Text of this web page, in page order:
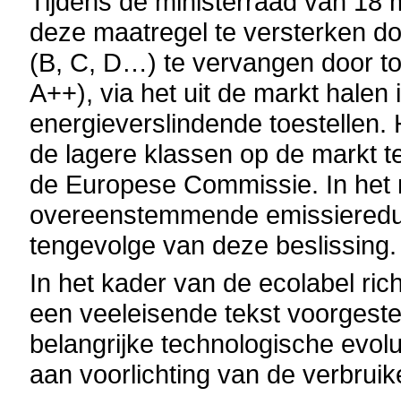
deze maatregel te versterken
(B, C, D…) te vervangen door
A++), via het uit de markt halen
energieverslindende
de lagere klassen op de markt
de Europese Commissie. In
overeenstemmende
tengevolge van deze beslissing.
In het kader van de ecolabel
een veeleisende tekst
belangrijke technologische
aan voorlichting van de